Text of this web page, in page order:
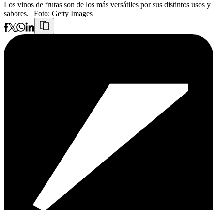
Los vinos de frutas son de los más versátiles por sus distintos usos y
sabores. | Foto: Getty Images